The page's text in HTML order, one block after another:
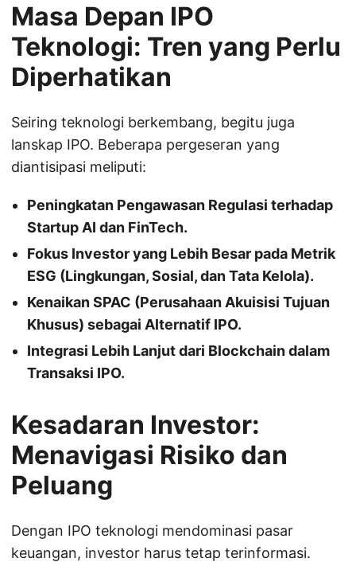
Masa Depan IPO
Teknologi: Tren yang Perlu
Diperhatikan
Seiring teknologi berkembang, begitu juga
lanskap IPO. Beberapa pergeseran yang
diantisipasi meliputi:
Peningkatan Pengawasan Regulasi terhadap
Startup AI dan FinTech.
Fokus Investor yang Lebih Besar pada Metrik
ESG (Lingkungan, Sosial, dan Tata Kelola).
Kenaikan SPAC (Perusahaan Akuisisi Tujuan
Khusus) sebagai Alternatif IPO.
Integrasi Lebih Lanjut dari Blockchain dalam
Transaksi IPO.
Kesadaran Investor:
Menavigasi Risiko dan
Peluang
Dengan IPO teknologi mendominasi pasar
keuangan, investor harus tetap terinformasi.